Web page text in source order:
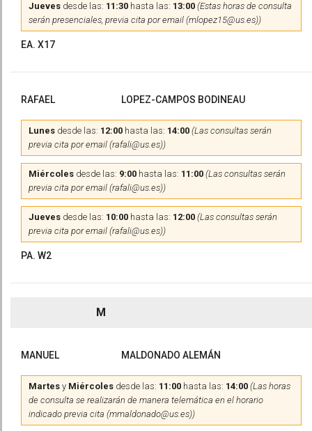
Jueves desde las: 11:30 hasta las: 13:00 (Estas horas de consulta
serán presenciales, previa cita por email (mlopez15@us.es))
EA. X17
RAFAEL LOPEZ-CAMPOS BODINEAU
Lunes desde las: 12:00 hasta las: 14:00 (Las consultas serán
previa cita por email (rafali@us.es))
Miércoles desde las: 9:00 hasta las: 11:00 (Las consultas serán
previa cita por email (rafali@us.es))
Jueves desde las: 10:00 hasta las: 12:00 (Las consultas serán
previa cita por email (rafali@us.es))
PA. W2
M
MANUEL MALDONADO ALEMÁN
Martes y Miércoles desde las: 11:00 hasta las: 14:00 (Las horas
de consulta se realizarán de manera telemática en el horario
indicado previa cita (mmaldonado@us.es))